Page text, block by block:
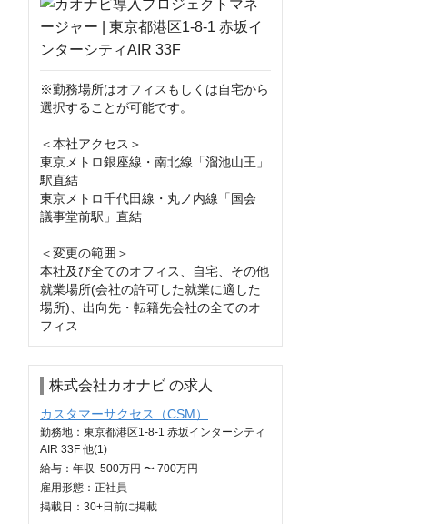
※勤務場所はオフィスもしくは自宅から
選択することが可能です。
＜本社アクセス＞
東京メトロ銀座線・南北線「溜池山王」
駅直結
東京メトロ千代田線・丸ノ内線「国会
議事堂前駅」直結
＜変更の範囲＞
本社及び全てのオフィス、自宅、その他
就業場所(会社の許可した就業に適した
場所)、出向先・転籍先会社の全てのオ
フィス
株式会社カオナビ の求人
カスタマーサクセス（CSM）
勤務地：東京都港区1-8-1 赤坂インターシティ
AIR 33F 他(1)
給与： 年収 500万円 〜 700万円
雇用形態：正社員
掲載日： 30+日 前に掲載